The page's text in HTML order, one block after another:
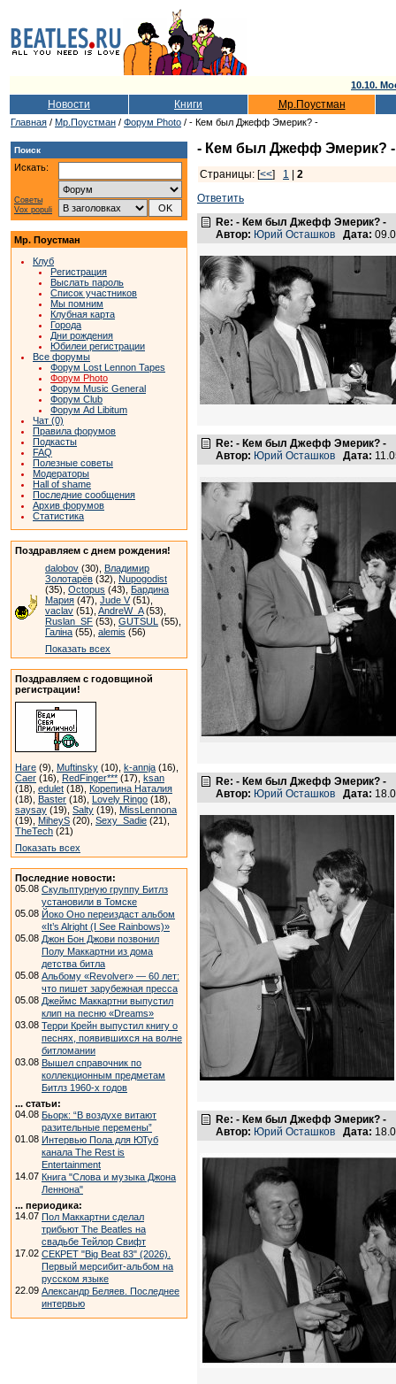
10.10.
Новости Книги Мр.Поустман
Главная / Мр.Поустман / Форум Photo / - Кем был Джефф Эмерик? -
Поиск
Искать:
Советы
Vox populi
Мр. Поустман
Клуб
Регистрация
Выслать пароль
Список участников
Мы помним
Клубная карта
Города
Дни рождения
Юбилеи регистрации
Все форумы
Форум Lost Lennon Tapes
Форум Photo
Форум Music General
Форум Club
Форум Ad Libitum
Чат (0)
Правила форумов
Подкасты
FAQ
Полезные советы
Модераторы
Hall of shame
Последние сообщения
Архив форумов
Статистика
Поздравляем с днем рождения!
dalobov (30), Владимир
Золотарёв (32), Nupogodist
(35), Octopus (43), Бардина
Мария (47), Jude V(51),
vaclav (51), AndreW_A(53),
Ruslan_SF (53), GUTSUL (55),
Галіна (55), alemis (56)
Показать всех
Поздравляем с годовщиной
регистрации!
Hare (9), Muftinsky (10), k-annja (16),
Caer (16), RedFinger*** (17), ksan
(18), edulet (18), Корепина Наталия
(18), Baster (18), Lovely Ringo (18),
saysay (19), Salty (19), MissLennona
(19), MiheyS (20), Sexy_Sadie (21),
TheTech (21)
Показать всех
Последние новости:
05.08 Скульптурную группу Битлз
установили в Томске
05.08 Йоко Оно переиздаст альбом
«It’s Alright (I See Rainbows)»
05.08 Джон Бон Джови позвонил
Полу Маккартни из дома
детства битла
05.08 Альбому «Revolver» — 60 лет:
что пишет зарубежная пресса
05.08 Джеймс Маккартни выпустил
клип на песню «Dreams»
03.08 Терри Крейн выпустил книгу о
песнях, появившихся на волне
битломании
03.08 Вышел справочник по
коллекционным предметам
Битлз 1960-х годов
... статьи:
04.08 Бьорк: “В воздухе витают
разительные перемены”
01.08 Интервью Пола для ЮТуб
канала The Rest is
Entertainment
14.07 Книга "Слова и музыка Джона
Леннона"
... периодика:
14.07 Пол Маккартни сделал
трибьют The Beatles на
свадьбе Тейлор Свифт
17.02 СЕКРЕТ "Big Beat 83" (2026).
Первый мерсибит-альбом на
русском языке
22.09 Александр Беляев. Последнее
интервью
- Кем был Джефф Эмерик? -
Страницы: [<<] 1
2
Ответить
Re: - Кем был Джефф Эмерик? -
Автор: Юрий Осташков Дата:
Re: - Кем был Джефф Эмерик? -
Автор: Юрий Осташков Дата:
Re: - Кем был Джефф Эмерик? -
Автор: Юрий Осташков Дата:
Re: - Кем был Джефф Эмерик? -
Автор: Юрий Осташков Дата: